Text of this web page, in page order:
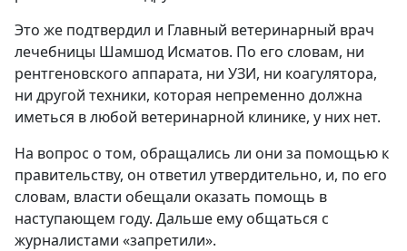
Это же подтвердил и Главный ветеринарный врач
лечебницы Шамшод Исматов. По его словам, ни
рентгеновского аппарата, ни УЗИ, ни коагулятора,
ни другой техники, которая непременно должна
иметься в любой ветеринарной клинике, у них нет.
На вопрос о том, обращались ли они за помощью к
правительству, он ответил утвердительно, и, по его
словам, власти обещали оказать помощь в
наступающем году. Дальше ему общаться с
журналистами «запретили».